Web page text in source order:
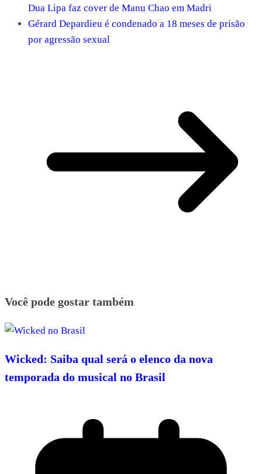
Dua Lipa faz cover de Manu Chao em Madri
Gérard Depardieu é condenado a 18 meses de prisão
por agressão sexual
Você pode gostar também
Wicked: Saiba qual será o elenco da nova
temporada do musical no Brasil